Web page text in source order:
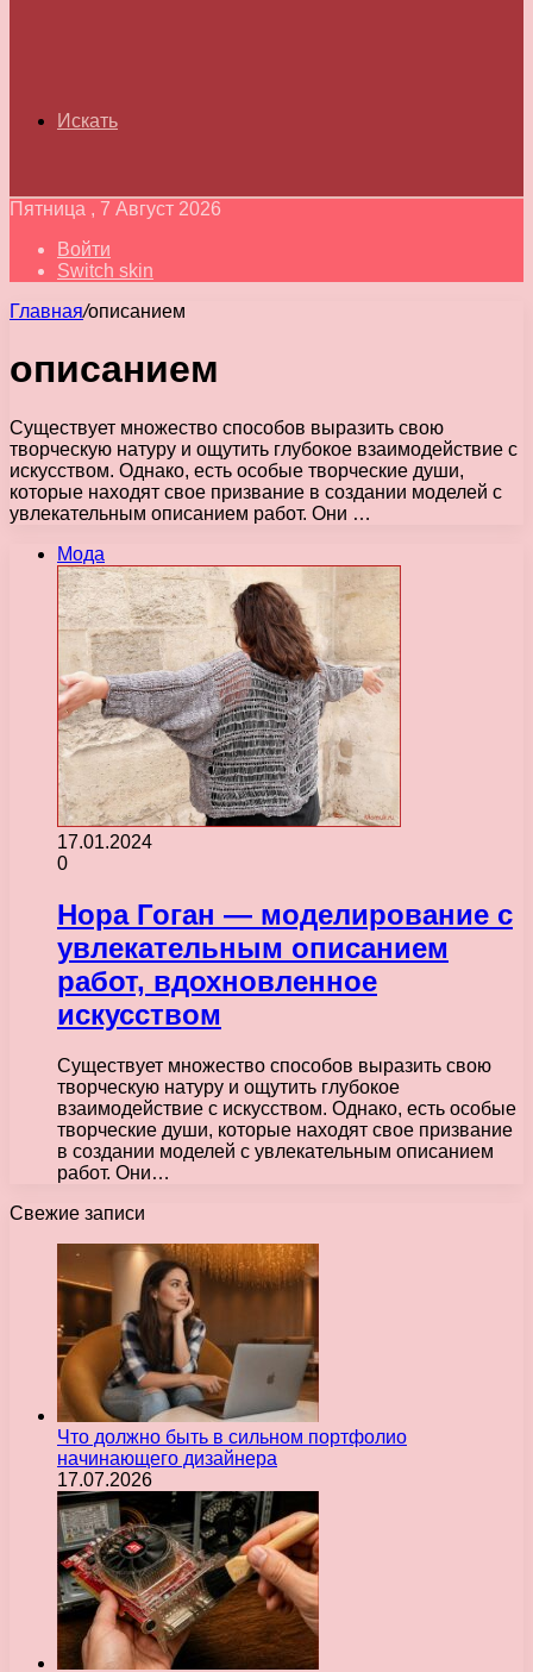
Искать
Пятница , 7 Август 2026
Войти
Switch skin
Главная/описанием
описанием
Существует множество способов выразить свою
творческую натуру и ощутить глубокое взаимодействие с
искусством. Однако, есть особые творческие души,
которые находят свое призвание в создании моделей с
увлекательным описанием работ. Они …
Мода
17.01.2024
0
Нора Гоган — моделирование с
увлекательным описанием
работ, вдохновленное
искусством
Существует множество способов выразить свою
творческую натуру и ощутить глубокое
взаимодействие с искусством. Однако, есть особые
творческие души, которые находят свое призвание
в создании моделей с увлекательным описанием
работ. Они…
Свежие записи
Что должно быть в сильном портфолио
начинающего дизайнера
17.07.2026